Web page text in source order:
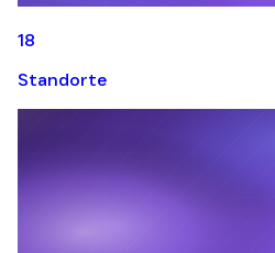
18
Standorte